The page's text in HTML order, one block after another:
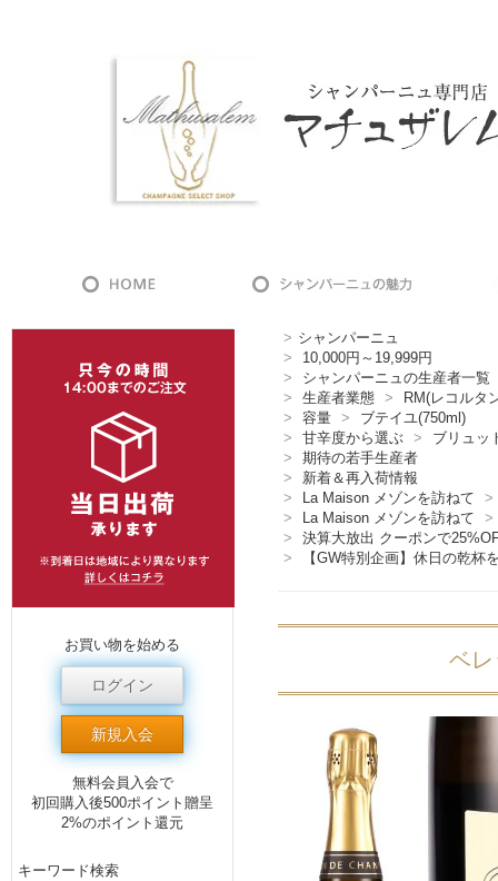
> シャンパーニュ
>
10,000円～19,999円
>
シャンパーニュの生産者一覧
>
生産者業態 >
RM(レコルタ
>
容量 >
ブテイユ(750ml)
>
甘辛度から選ぶ >
ブリュッ
>
期待の若手生産者
>
新着＆再入荷情報
>
La Maison メゾンを訪ねて
>
>
La Maison メゾンを訪ねて
>
>
決算大放出 クーポンで
>
【GW特別企画】休日の乾
ベ
お買い物を始める
ログイン
新規入会
無料会員入会で
初回購入後500ポイント贈呈
2%のポイント還元
キーワード検索